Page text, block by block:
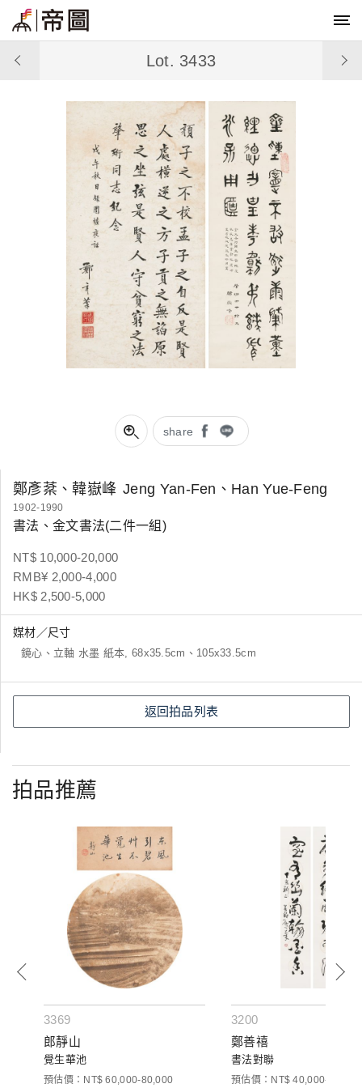
share
Lot. 3433
鄭彥棻、韓嶽峰 Jeng Yan-Fen、Han Yue-Feng
1902-1990
書法、金文書法(二件一組)
NT$ 10,000-20,000
RMB¥ 2,000-4,000
HK$ 2,500-5,000
媒材／尺寸
鏡心、立軸 水墨 紙本, 68x35.5cm、105x33.5cm
返回拍品列表
拍品推薦
3369
郎靜山
覺生華池
預估價：NT$ 60,000-80,000
3200
鄭善禧
書法對聯
預估價：NT$ 40,000-50,000